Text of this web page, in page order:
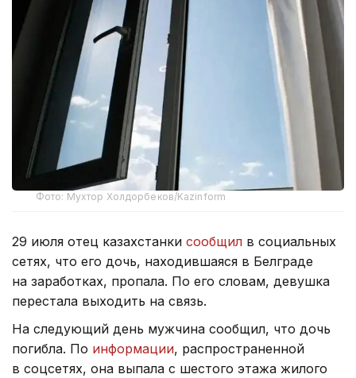
Фото: Мухтор Холдорбеков/Kazinform
29 июля отец казахстанки сообщил в социальных
сетях, что его дочь, находившаяся в Белграде
на заработках, пропала. По его словам, девушка
перестала выходить на связь.
На следующий день мужчина сообщил, что дочь
погибла. По информации, распространенной
в соцсетях, она выпала с шестого этажа жилого